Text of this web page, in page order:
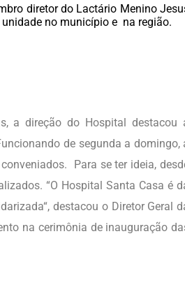
diretor do Lactário Menino
no município e na região.
a direção do Hospital destacou
de segunda a domingo,
Para se ter ideia,
“O Hospital Santa Casa é
“, destacou o Diretor Geral
na cerimônia de inauguração